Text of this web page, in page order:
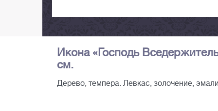
Икона «Господь
см.
Дерево, темпера. Левкас, золочение,